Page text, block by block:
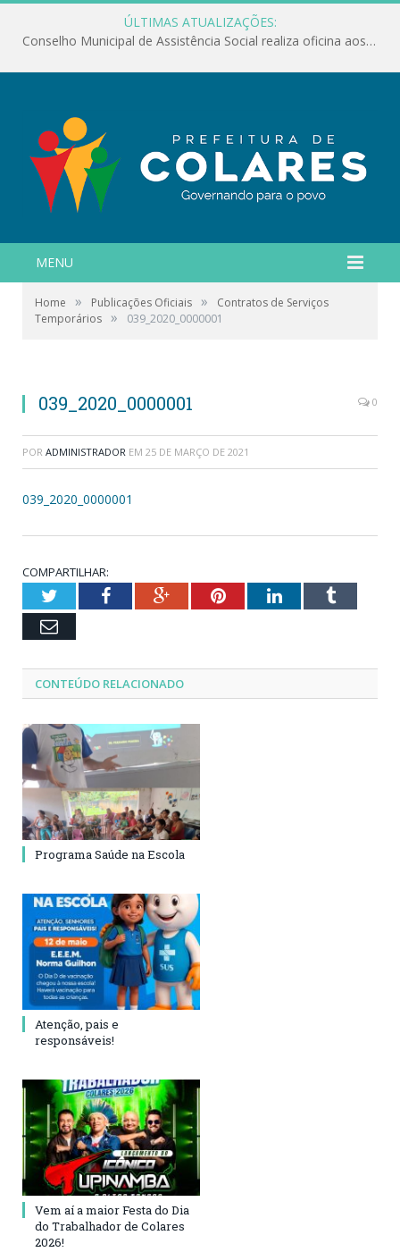
ÚLTIMAS ATUALIZAÇÕES:
Conselho Municipal de Assistência Social realiza oficina aos servidores
MENU
Home » Publicações Oficiais »
Contratos de Serviços
Temporários » 039_2020_0000001
039_2020_0000001 0
POR ADMINISTRADOR EM 25 DE MARÇO DE 2021
039_2020_0000001
COMPARTILHAR:
TwitterFacebookGoogle+PinterestLinkedInTumblr
Email
CONTEÚDO RELACIONADO
Programa Saúde na Escola
Atenção, pais e
responsáveis!
Vem aí a maior Festa do Dia
do Trabalhador de Colares
2026!